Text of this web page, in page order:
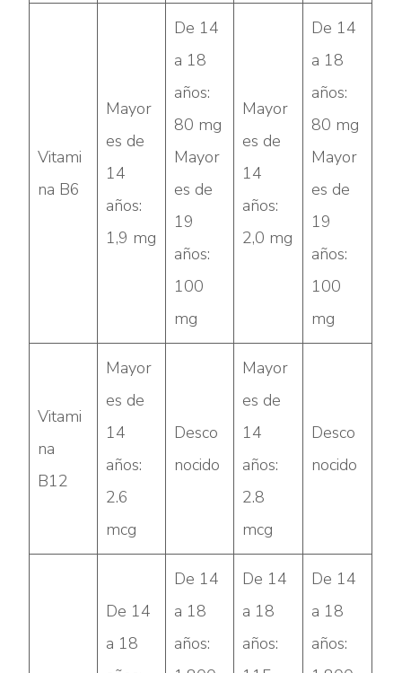
Vitami
na B6
Mayor
es de
14
años:
1,9 mg
De 14
a 18
años:
80 mg
Mayor
es de
19
años:
100
mg
Mayor
es de
14
años:
2,0 mg
De 14
a 18
años:
80 mg
Mayor
es de
19
años:
100
mg
Vitami
na
B12
Mayor
es de
14
años:
2.6
mcg
Desco
nocido
Mayor
es de
14
años:
2.8
mcg
Desco
nocido
De 14
a 18
De 14
a 18
años:
De 14
a 18
años:
De 14
a 18
años: